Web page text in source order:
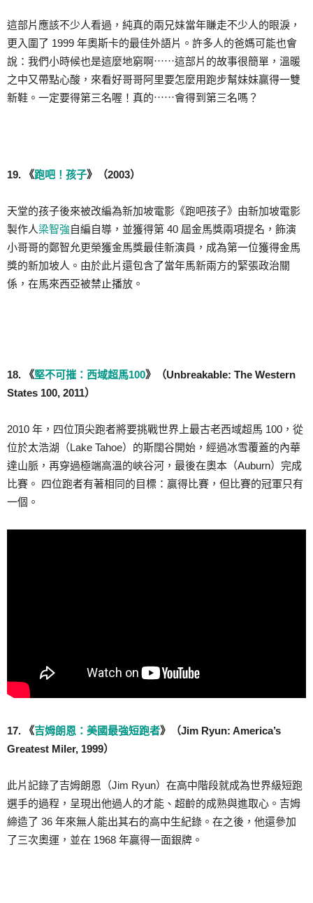
這部片應該不少人看過，純真的兩兄妹當年賺走不少人的眼淚，
更入圍了 1999 年奧斯卡的最佳外語片。許多人的爸媽可能也會
說：我們小時候也是這麼地窮啊⋯⋯這部片的故事很簡單，溫暖
之中又帶點心酸，來看好哥哥阿里要怎麼用跑步幫妹妹贏得一雙
新鞋。一定要得第三名喔！真的⋯⋯會得到第三名嗎？
19. 《跑吧！孩子》（2003）
天堂的孩子後來被改編為新加坡電影《跑吧孩子》由新加坡電影
製作人梁智強自編自導，並獲得第 40 屆金馬獎兩項提名，飾演
小哥哥的鄭智允更榮獲金馬獎最佳新演員，成為第一位獲得金馬
獎的新加坡人。由於此片還包含了當年馬新兩方的緊張政治關
係，在馬來西亞被禁止播放。
18. 《堅不可摧：西域超馬100》（Unbreakable: The Western
States 100, 2011）
2010 年，四位頂尖跑者將要挑戰世界上最古老西域超馬 100，從
位於太浩湖（Lake Tahoe）的斯闊谷開始，經過冰雪覆蓋的內華
達山脈，再穿過極端高溫的峽谷河，最後在奧本（Auburn）完成
比賽。 四位跑者有著相同的目標：贏得比賽，但比賽的冠軍只有
一個。
17. 《吉姆朗恩：美國最強短跑者》（Jim Ryun: America’s
Greatest Miler, 1999）
此片記錄了吉姆朗恩（Jim Ryun）在高中階段就成為世界級短跑
選手的過程，呈現出他過人的才能、超齡的成熟與進取心。吉姆
締造了 36 年來無人能出其右的高中生紀錄。在之後，他還參加
了三次奧運，並在 1968 年贏得一面銀牌。